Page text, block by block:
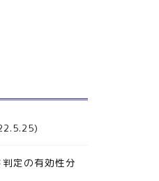
定の有効性分